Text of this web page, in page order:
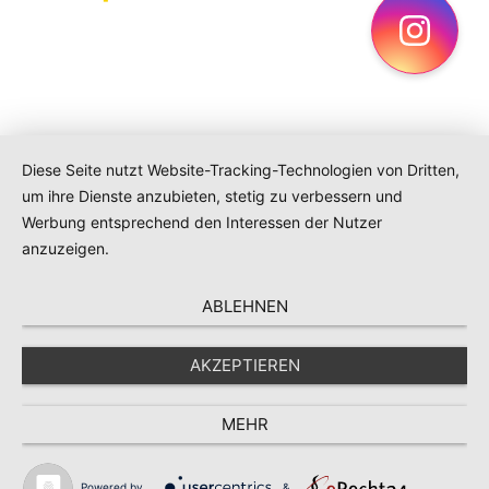
Navigation
Suche
Diese Seite nutzt Website-Tracking-Technologien von Dritten,
um ihre Dienste anzubieten, stetig zu verbessern und
Werbung entsprechend den Interessen der Nutzer
anzuzeigen.
ABLEHNEN
AKZEPTIEREN
MEHR